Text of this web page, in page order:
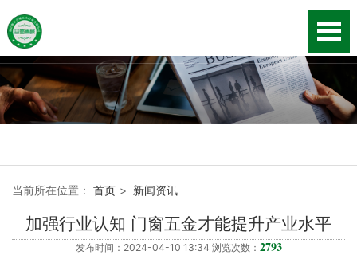
当前所在位置： 首页 > 新闻资讯
加强行业认知 门窗五金才能提升产业水平
发布时间：2024-04-10 13:34 浏览次数： 2793